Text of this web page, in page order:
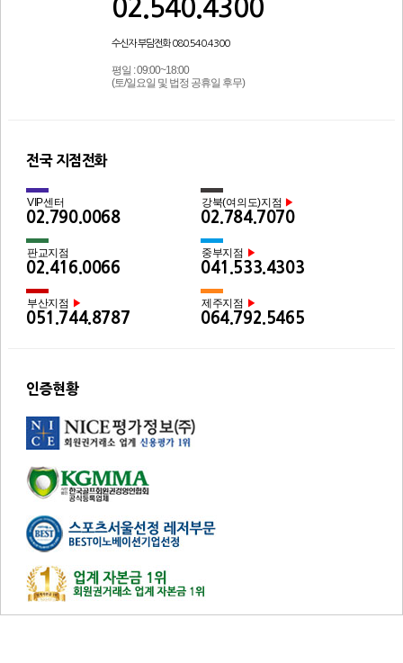
02.540.4300
수신자 부담전화 080.540.4300
평일 : 09:00~18:00
(토/일요일 및 법정 공휴일 후무)
전국 지점전화
VIP센터
02.790.0068
강북(여의도)지점 ▶
02.784.7070
판교지점
02.416.0066
중부지점 ▶
041.533.4303
부산지점 ▶
051.744.8787
제주지점 ▶
064.792.5465
인증현황